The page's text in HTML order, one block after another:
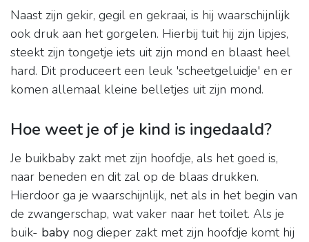
Naast zijn gekir, gegil en gekraai, is hij waarschijnlijk
ook druk aan het gorgelen. Hierbij tuit hij zijn lipjes,
steekt zijn tongetje iets uit zijn mond en blaast heel
hard. Dit produceert een leuk 'scheetgeluidje' en er
komen allemaal kleine belletjes uit zijn mond.
Hoe weet je of je kind is ingedaald?
Je buikbaby zakt met zijn hoofdje, als het goed is,
naar beneden en dit zal op de blaas drukken.
Hierdoor ga je waarschijnlijk, net als in het begin van
de zwangerschap, wat vaker naar het toilet. Als je
buik- baby nog dieper zakt met zijn hoofdje komt hij